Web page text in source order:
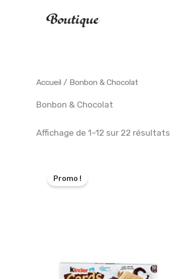
Accueil / Bonbon & Chocolat
Bonbon & Chocolat
Affichage de 1–12 sur 22 résultats
Promo !